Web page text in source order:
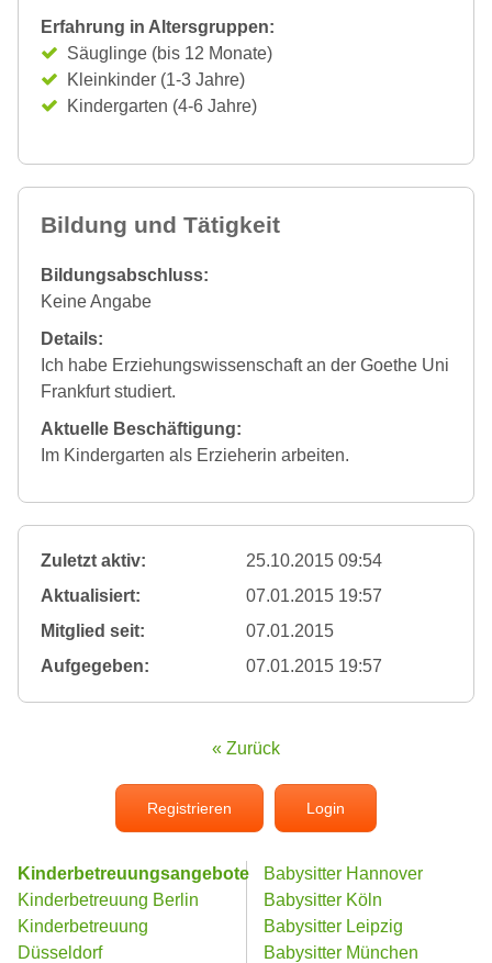
Erfahrung in Altersgruppen:
Säuglinge (bis 12 Monate)
Kleinkinder (1-3 Jahre)
Kindergarten (4-6 Jahre)
Bildung und Tätigkeit
Bildungsabschluss:
Keine Angabe
Details:
Ich habe Erziehungswissenschaft an der Goethe Uni
Frankfurt studiert.
Aktuelle Beschäftigung:
Im Kindergarten als Erzieherin arbeiten.
Zuletzt aktiv:
25.10.2015 09:54
Aktualisiert:
07.01.2015 19:57
Mitglied seit:
07.01.2015
Aufgegeben:
07.01.2015 19:57
« Zurück
Registrieren Login
Kinderbetreuungsangebote
Kinderbetreuung Berlin
Kinderbetreuung
Düsseldorf
Babysitter Hannover
Babysitter Köln
Babysitter Leipzig
Babysitter München